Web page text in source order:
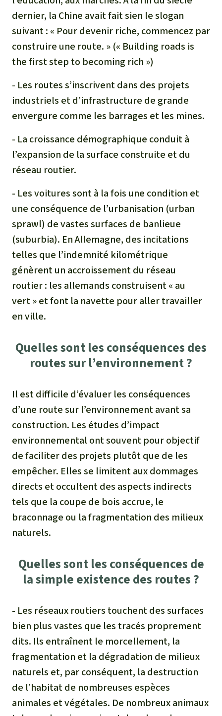
dernier, la Chine avait fait sien le slogan
suivant : « Pour devenir riche, commencez par
construire une route. » (« Building roads is
the first step to becoming rich »)
- Les routes s’inscrivent dans des projets
industriels et d’infrastructure de grande
envergure comme les barrages et les mines.
- La croissance démographique conduit à
l’expansion de la surface construite et du
réseau routier.
- Les voitures sont à la fois une condition et
une conséquence de l’urbanisation (urban
sprawl) de vastes surfaces de banlieue
(suburbia). En Allemagne, des incitations
telles que l’indemnité kilométrique
génèrent un accroissement du réseau
routier : les allemands construisent « au
vert » et font la navette pour aller travailler
en ville.
Quelles sont les conséquences des
routes sur l’environnement ?
Il est difficile d’évaluer les conséquences
d’une route sur l’environnement avant sa
construction. Les études d’impact
environnemental ont souvent pour objectif
de faciliter des projets plutôt que de les
empêcher. Elles se limitent aux dommages
directs et occultent des aspects indirects
tels que la coupe de bois accrue, le
braconnage ou la fragmentation des milieux
naturels.
Quelles sont les conséquences de
la simple existence des routes ?
- Les réseaux routiers touchent des surfaces
bien plus vastes que les tracés proprement
dits. Ils entraînent le morcellement, la
fragmentation et la dégradation de milieux
naturels et, par conséquent, la destruction
de l’habitat de nombreuses espèces
animales et végétales. De nombreux animaux